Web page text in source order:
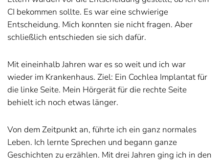
CI bekommen sollte. Es war eine schwierige
Entscheidung. Mich konnten sie nicht fragen. Aber
schließlich entschieden sie sich dafür.
Mit eineinhalb Jahren war es so weit und ich war
wieder im Krankenhaus. Ziel: Ein Cochlea Implantat für
die linke Seite. Mein Hörgerät für die rechte Seite
behielt ich noch etwas länger.
Von dem Zeitpunkt an, führte ich ein ganz normales
Leben. Ich lernte Sprechen und begann ganze
Geschichten zu erzählen. Mit drei Jahren ging ich in den